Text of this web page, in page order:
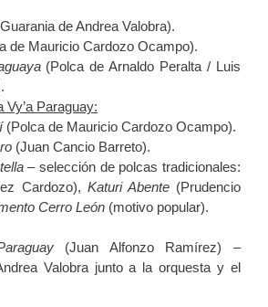
de Andrea Valobra).
de Mauricio Cardozo Ocampo).
(Polca de Arnaldo Peralta / Luis
Vy’a Paraguay:
(Polca de Mauricio Cardozo Ocampo).
(Juan Cancio Barreto).
– selección de polcas tradicionales:
Cardozo), Katuri Abente(Prudencio
Cerro León (motivo popular).
(Juan Alfonzo Ramírez) –
Valobra junto a la orquesta y el